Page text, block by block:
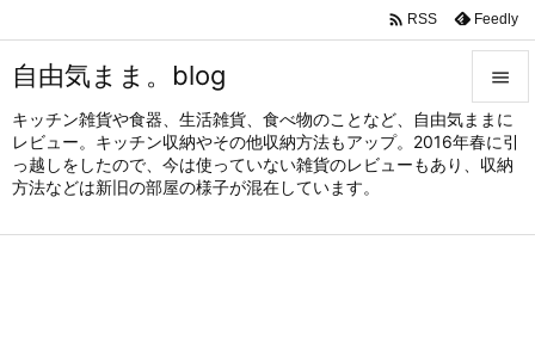
自由気まま。blog
キッチン雑貨や食器、生活雑貨、食べ物のことなど、自由気ままに
レビュー。キッチン収納やその他収納方法もアップ。2016年春に引
っ越しをしたので、今は使っていない雑貨のレビューもあり、収納
方法などは新旧の部屋の様子が混在しています。


メニュ
 RSS Feedly